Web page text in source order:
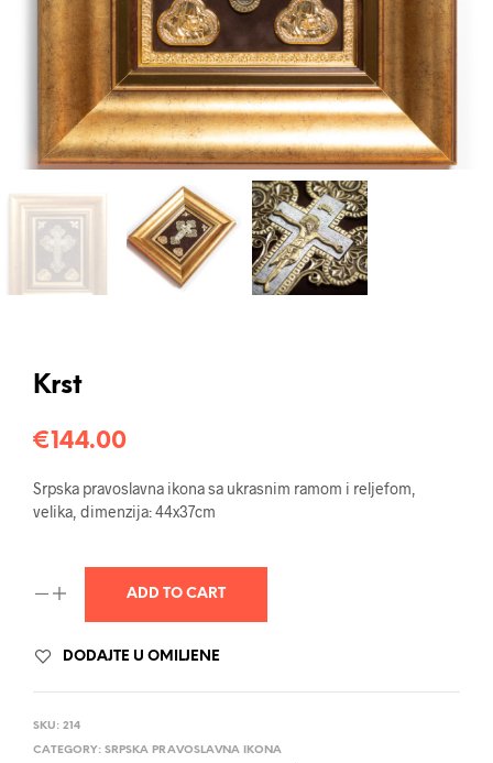
Krst
€144.00
Srpska pravoslavna ikona sa ukrasnim ramom i reljefom,
velika, dimenzija: 44x37cm
ADD TO CART
DODAJTE U OMILJENE
SKU: 214
CATEGORY: SRPSKA PRAVOSLAVNA IKONA